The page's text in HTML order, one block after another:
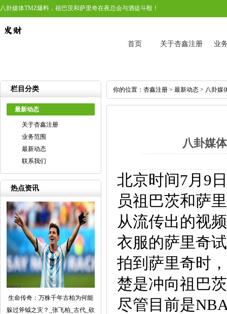
八卦媒体TMZ爆料，祖巴茨和萨里奇在夜总会与酒徒斗殴！
首页 关于杏鑫注册 业
栏目分类
最新动态
关于杏鑫注册
业务范围
最新动态
联系我们
热点资讯
生命传奇：万株千年古柏为何能
躲过斧钺之灾？_张飞柏_古代_砍
你的位置： 杏鑫注册 > 最新动态 > 八卦媒
八卦媒
北京时间7月9
员祖巴茨和萨
从流传出的视
衣服的萨里奇
拍到萨里奇时
楚是冲向祖巴
尽管目前是